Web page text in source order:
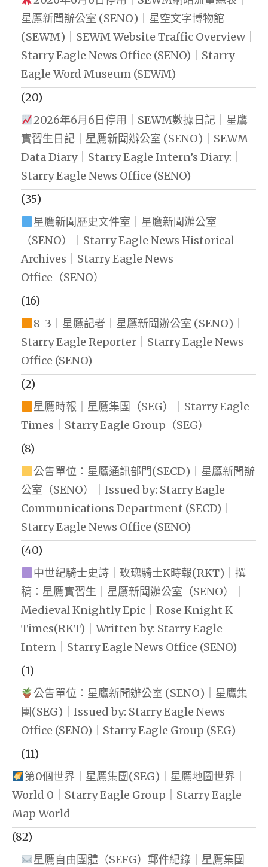
星鷹新聞辦公室 (SENO)｜星空文字博物館
(SEWM)｜SEWM Website Traffic Overview｜
Starry Eagle News Office (SENO)｜Starry
Eagle Word Museum (SEWM)
(20)
2026年6月6日停用｜SEWM數據日記｜星鷹
實習生日記｜星鷹新聞辦公室 (SENO)｜SEWM
Data Diary｜Starry Eagle Intern’s Diary:｜
Starry Eagle News Office (SENO)
(35)
星鷹新聞歷史文件室｜星鷹新聞辦公室
（SENO）｜Starry Eagle News Historical
Archives｜Starry Eagle News
Office（SENO）
(16)
8-3｜星鷹記者｜星鷹新聞辦公室 (SENO)｜
Starry Eagle Reporter｜Starry Eagle News
Office (SENO)
(2)
星鷹時報｜星鷹集團（SEG）｜Starry Eagle
Times｜Starry Eagle Group（SEG）
(8)
公告單位：星鷹通訊部門(SECD)｜星鷹新聞辦
公室（SENO）｜Issued by: Starry Eagle
Communications Department (SECD)｜
Starry Eagle News Office (SENO)
(40)
中世紀騎士史詩｜玫瑰騎士K時報(RKT)｜撰
稿：星鷹實習生｜星鷹新聞辦公室（SENO）｜
Medieval Knightly Epic｜Rose Knight K
Times(RKT)｜Written by: Starry Eagle
Intern｜Starry Eagle News Office (SENO)
(1)
公告單位：星鷹新聞辦公室 (SENO)｜星鷹集
團(SEG)｜Issued by: Starry Eagle News
Office (SENO)｜Starry Eagle Group (SEG)
(11)
第0個世界｜星鷹集團(SEG)｜星鷹地圖世界｜
World 0｜Starry Eagle Group｜Starry Eagle
Map World
(82)
星鷹自由團體（SEFG）郵件紀錄｜星鷹集團